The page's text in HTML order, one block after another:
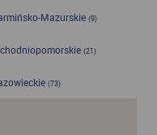
Mazurskie (9)
(21)
(73)